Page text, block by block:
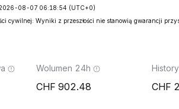
2026-08-07 06:18:54 (UTC+0)
cywilnej: Wyniki z przeszłości nie stanowią gwarancji
Wolumen 24h
902.48